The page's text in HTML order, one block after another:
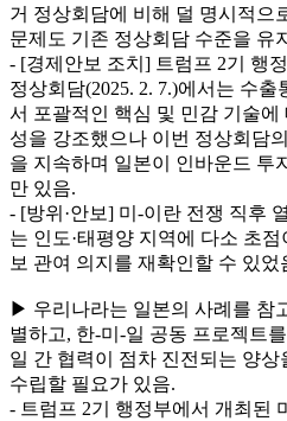
거 정상회담에 비해 덜 명시적으
문제도 기존 정상회담 수준을 유
- [경제안보 조치] 트럼프 2기 행
정상회담(2025. 2. 7.)에서는 수
서 포괄적인 핵심 및 민감 기술
성을 강조했으나 이번 정상회담
을 지속하며 일본이 인바운드 투
만 있음.
- [방위·안보] 미-이란 전쟁 직후
는 인도·태평양 지역에 다소 초
보 관여 의지를 재확인할 수 있었
▶ 우리나라는 일본의 사례를 참
별하고, 한-미-일 공동 프로젝트
일 간 협력이 점차 진전되는 양
수립할 필요가 있음.
- 트럼프 2기 행정부에서 개최된